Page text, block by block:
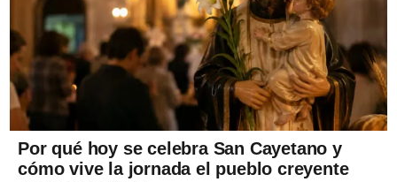
Por qué hoy se celebra San Cayetano y
cómo vive la jornada el pueblo creyente